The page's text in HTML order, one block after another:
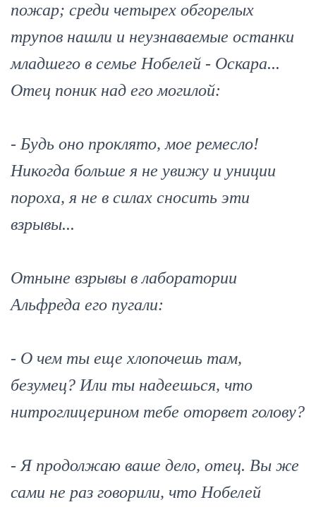
пожар; среди четырех обгорелых
трупов нашли и неузнаваемые останки
младшего в семье Нобелей - Оскара...
Отец поник над его могилой:
- Будь оно проклято, мое ремесло!
Никогда больше я не увижу и униции
пороха, я не в силах сносить эти
взрывы...
Отныне взрывы в лаборатории
Альфреда его пугали:
- О чем ты еще хлопочешь там,
безумец? Или ты надеешься, что
нитроглицерином тебе оторвет голову?
- Я продолжаю ваше дело, отец. Вы же
сами не раз говорили, что Нобелей